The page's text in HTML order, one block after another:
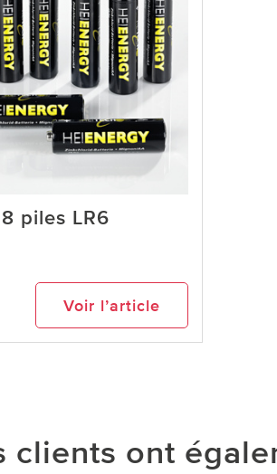
piles LR6
Voir l’article
clients ont